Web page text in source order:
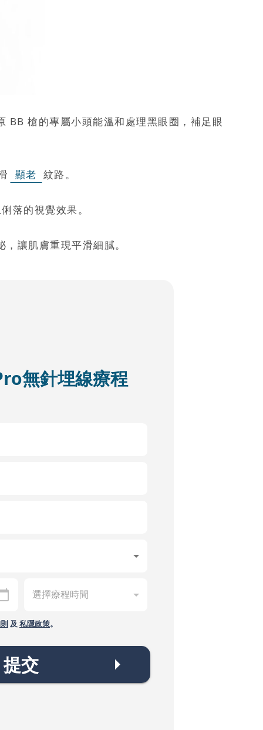
BB 槍的專屬小頭能溫和處理黑眼圈，補足眼
顯老 紋路。
落的視覺效果。
讓肌膚重現平滑細膩。
無針埋線療程
及 私隱政策。
提交